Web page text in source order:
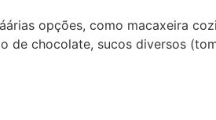
opções, como macaxeira
de chocolate, sucos diversos